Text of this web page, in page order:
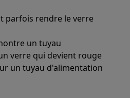
parfois rendre le verre
un tuyau
verre qui devient rouge
un tuyau d'alimentation